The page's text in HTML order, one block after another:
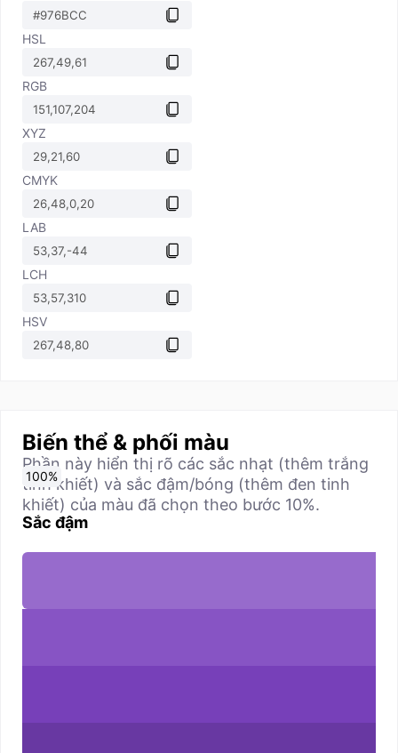
HSL
RGB
XYZ
CMYK
LAB
LCH
HSV
Biến thể & phối màu
Phần này hiển thị rõ các sắc nhạt (thêm trắng
tinh khiết) và sắc đậm/bóng (thêm đen tinh
khiết) của màu đã chọn theo bước 10%.
Sắc đậm
0%
10%
20%
30%
40%
50%
60%
70%
80%
90%
100%